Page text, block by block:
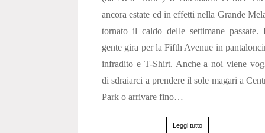
ancora estate ed in effetti nella Grande
tornato il caldo delle settimane passate.
gente gira per la Fifth Avenue in
infradito e T-Shirt. Anche a noi viene
di sdraiarci a prendere il sole magari a
Park o arrivare fino…
Leggi tutto